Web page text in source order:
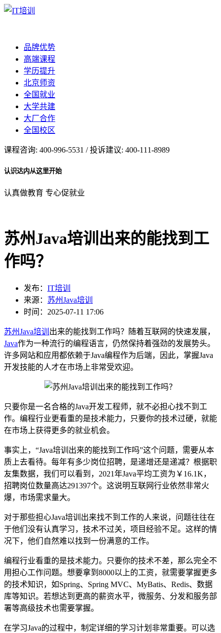
品牌优势
高端课程
学历提升
北京师资
全国就业
大学共建
大厂合作
全国校区
课程咨询: 400-996-5531 / 投诉建议: 400-111-8989
认识达内从这里开始
认真做教育 专心促就业
苏州Java培训出来的能找到工
作吗？
发布： IT培训
来源： 苏州Java培训
时间：2025-07-11 17:06
苏州Java培训 出来的能找到工作吗？随着互联网的快速发展，
Java作为一种流行的编程语言，仍然保持着强劲的发展势头。
许多网站和应用都依赖于Java编程作为后端，因此，掌握Java
开发技能的人才在市场上非常受欢迎。
只要你是一名合格的Java开发工程师，就不必担心找不到工
作。编程行业更看重的是技术能力，只要你的技术过硬，就能
在市场上获得更多的就业机会。
事实上，“Java培训出来的能找到工作吗”这个问题，需要从本
质上去看待。每年有多少岗位招聘，是递增还是递减？根据职
友集数据，我们可以看到，2021年Java平均工资为￥16.1K，
招聘岗位数量高达291397个。这说明互联网行业依然非常火
爆，市场需求量大。
对于那些担心Java培训出来找不到工作的人来说，问题往往在
于他们没有认真学习，技术不过关，项目经验不足。这样的情
况下，他们自然难以找到一份满意的工作。
编程行业看重的是技术能力。只要你的技术不差，那么完全不
用担心工作问题。想要拿到8000以上的工资，就需要掌握更多
的技术知识，如Spring、Spring MVC、MyBatis、Redis、数据
库等知识。若想达到更高的薪资水平，微服务、分发和服务部
署等高级技术也需要掌握。
在学习Java的过程中，制定详细的学习计划非常重要。可以选